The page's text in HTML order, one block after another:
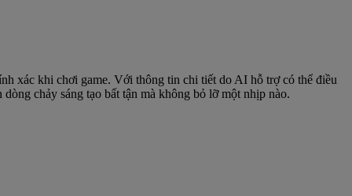
xác khi chơi game. Với thông tin chi tiết do AI hỗ trợ có thể điều
chảy sáng tạo bất tận mà không bỏ lỡ một nhịp nào.